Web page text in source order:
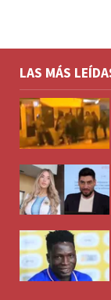
LAS MÁS